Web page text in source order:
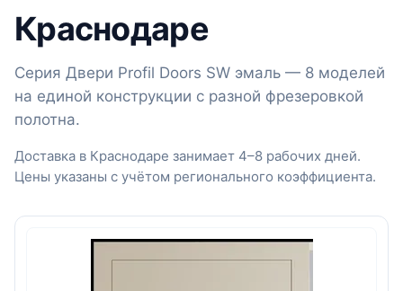
Краснодаре
Серия Двери Profil Doors SW эмаль — 8 моделей
на единой конструкции с разной фрезеровкой
полотна.
Доставка в Краснодаре занимает 4–8 рабочих дней.
Цены указаны с учётом регионального коэффициента.